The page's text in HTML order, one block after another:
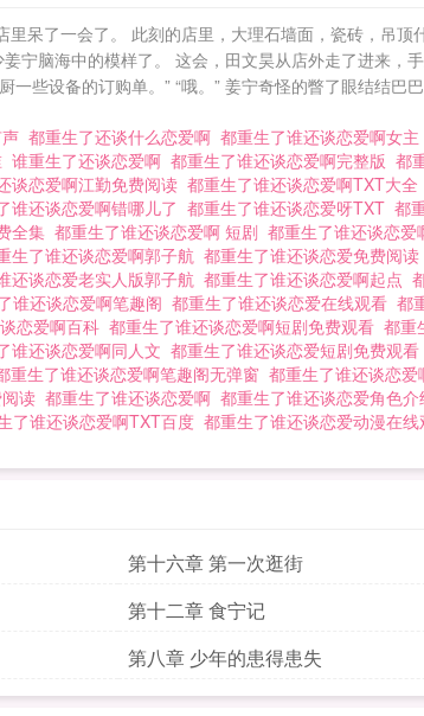
呆了一会了。 此刻的店里，大理石墙面，瓷砖，吊
宁脑海中的模样了。 这会，田文昊从店外走了进来，
些设备的订购单。” “哦。” 姜宁奇怪的瞥了眼结结
都重生了还谈什么恋爱啊 都重生了谁还谈恋爱啊女主
谁重生了还谈恋爱啊 都重生了谁还谈恋爱啊完整版 都
谈恋爱啊江勤免费阅读 都重生了谁还谈恋爱啊TXT大全
谁还谈恋爱啊错哪儿了 都重生了谁还谈恋爱呀TXT 都
全集 都重生了谁还谈恋爱啊 短剧 都重生了谁还谈恋爱
生了谁还谈恋爱啊郭子航 都重生了谁还谈恋爱免费阅读
还谈恋爱老实人版郭子航 都重生了谁还谈恋爱啊起点
谁还谈恋爱啊笔趣阁 都重生了谁还谈恋爱在线观看 都
恋爱啊百科 都重生了谁还谈恋爱啊短剧免费观看 都重
谁还谈恋爱啊同人文 都重生了谁还谈恋爱短剧免费观看
重生了谁还谈恋爱啊笔趣阁无弹窗 都重生了谁还谈恋爱
读 都重生了谁还谈恋爱啊 都重生了谁还谈恋爱角色介
了谁还谈恋爱啊TXT百度 都重生了谁还谈恋爱动漫在线
第十六章 第一次逛街
第十二章 食宁记
第八章 少年的患得患失